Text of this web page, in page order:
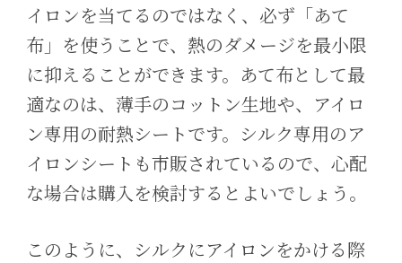
イロンを当てるのではなく、必ず「あて
布」を使うことで、熱のダメージを最小限
に抑えることができます。あて布として最
適なのは、薄手のコットン生地や、アイロ
ン専用の耐熱シートです。シルク専用のア
イロンシートも市販されているので、心配
な場合は購入を検討するとよいでしょう。
このように、シルクにアイロンをかける際